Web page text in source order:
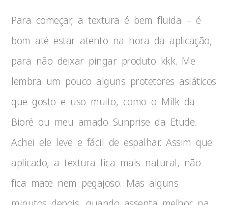
Para começar, a textura é bem fluida – é
bom até estar atento na hora da aplicação,
para não deixar pingar produto kkk. Me
lembra um pouco alguns protetores asiáticos
que gosto e uso muito, como o Milk da
Bioré ou meu amado Sunprise da Etude.
Achei ele leve e fácil de espalhar. Assim que
aplicado, a textura fica mais natural, não
fica mate nem pegajoso. Mas alguns